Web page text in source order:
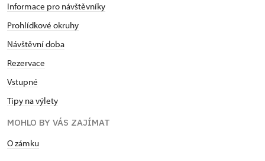
Informace pro návštěvníky
Prohlídkové okruhy
Návštěvní doba
Rezervace
Vstupné
Tipy na výlety
MOHLO BY VÁS ZAJÍMAT
O zámku